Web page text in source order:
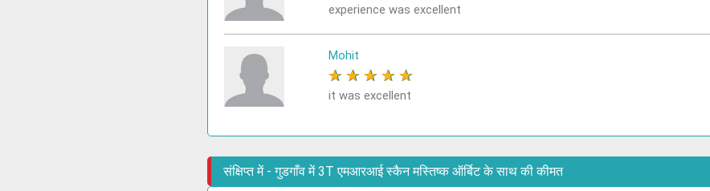
experience was excellent
Mohit
★ ★ ★ ★ ★
it was excellent
संक्षिप्त में - गुडगाँव में 3T एमआरआई स्कैन मस्तिष्क ऑर्बिट के साथ की कीमत